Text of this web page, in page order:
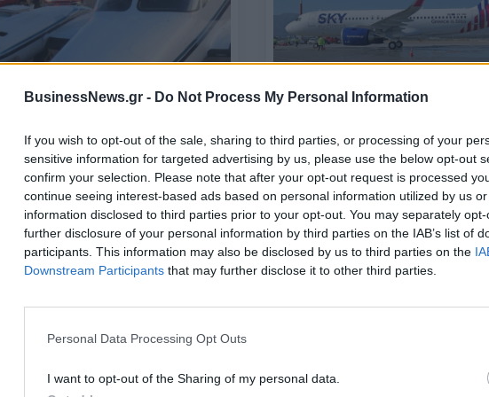
BusinessNews.gr - Do Not Process My Personal Information
If you wish to opt-out of the sale, sharing to third parties, or processing of your
sensitive information for targeted advertising by us, please use the below opt-out
confirm your selection. Please note that after your opt-out request is processed
continue seeing interest-based ads based on personal information utilized by us
information disclosed to third parties prior to your opt-out. You may separately
further disclosure of your personal information by third parties on the IAB’s list of
participants. This information may also be disclosed by us to third parties on the
Downstream Participants that may further disclose it to other third parties.
Personal Data Processing Opt Outs
I want to opt-out of the Sharing of my personal data.
ΗΠΑ: Θρίλερ με Cessna που
Καταδίωξη από F-16
05/06/2023 - 09:26
Sky Express: Στον αέρα το
του θερινού προγράμματος
22/05/2023 - 08:48
ΠΡΟΣΩΠΑ